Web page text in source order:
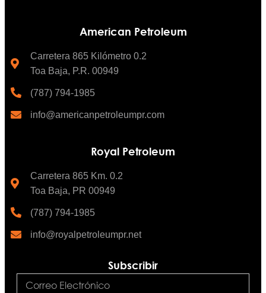
American Petroleum
Carretera 865 Kilómetro 0.2
Toa Baja, P.R. 00949
(787) 794-1985
info@americanpetroleumpr.com
Royal Petroleum
Carretera 865 Km. 0.2
Toa Baja, PR 00949
(787) 794-1985
info@royalpetroleumpr.net
Subscribir